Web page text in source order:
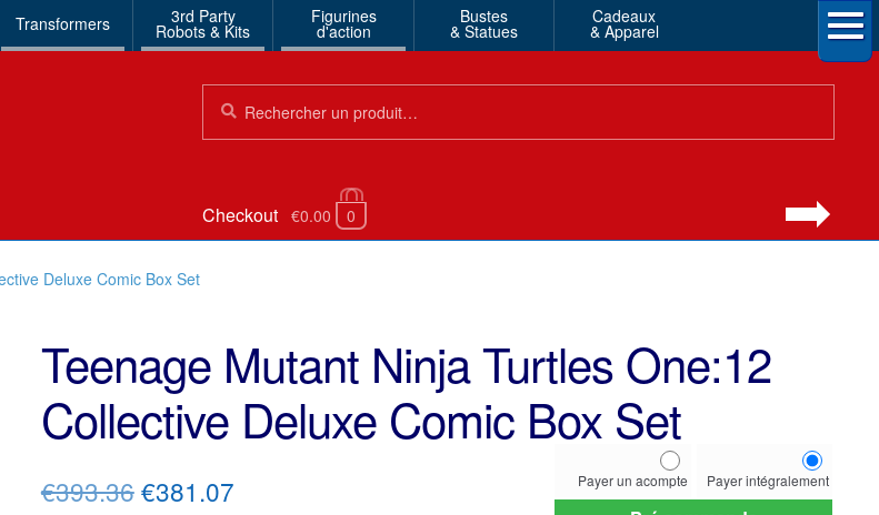
Transformers 3rd Party
Robots & Kits
Figurines
d'action
Bustes
& Statues
Cadeaux
& Apparel
Checkout €0.00 0
Deluxe Comic Box Set
Teenage Mutant Ninja Turtles One:12
Collective Deluxe Comic Box Set
yourPayer un acompte Payer intégralement
€393.36Le
€381.07Le